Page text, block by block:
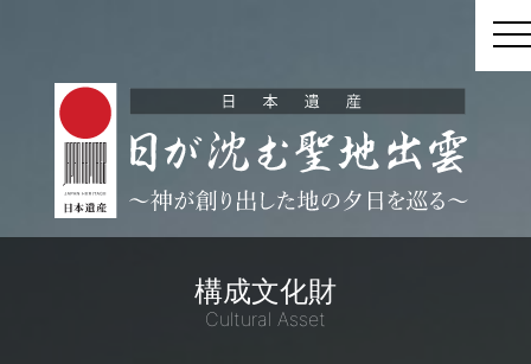
構成文化財
Cultural Asset